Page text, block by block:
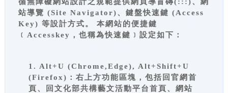
站導覽 (Site Navigator)、鍵盤快速鍵 (Access
Key) 等設計方式。 本網站的便捷鍵
﹝Accesskey，也稱為快速鍵﹞設定如下：
1. Alt+U (Chrome,Edge), Alt+Shift+U
(Firefox)：右上方功能區塊，包括回官網首
頁、回文化部共構藝文活動平台首頁、網站